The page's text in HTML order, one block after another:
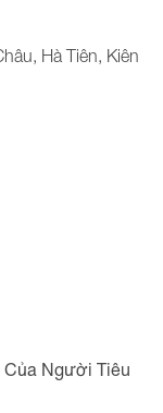
Hà Tiên, Kiên
Của Người Tiêu